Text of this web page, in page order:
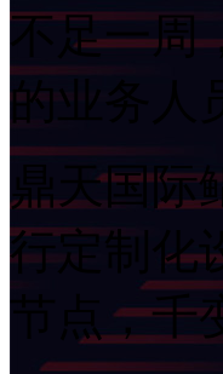
不足一周
的业务人
鼎天国际
行定制化
节点